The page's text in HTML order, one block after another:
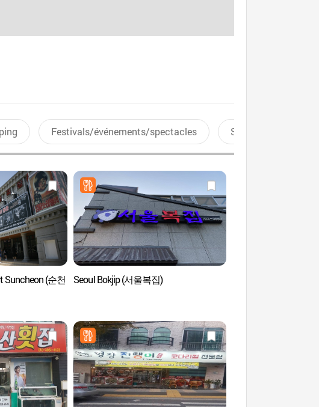
Festivals/événements/spectacles Sports aquatiques
Suncheon (순천
Seoul Bokjip (서울복집)